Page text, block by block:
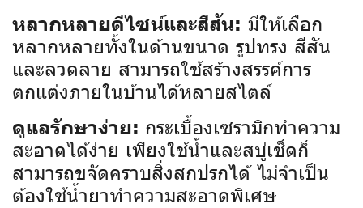
หลากหลายดีไซน์และสีสัน: มีให้เลือก
หลากหลายทั้งในด้านขนาด รูปทรง สีสัน
และลวดลาย สามารถใช้สร้างสรรค์การ
ตกแต่งภายในบ้านได้หลายสไตล์
ดูแลรักษาง่าย: กระเบื้องเซรามิกทำความ
สะอาดได้ง่าย เพียงใช้น้ำและสบู่เช็ดก็
สามารถขจัดคราบสิ่งสกปรกได้ ไม่จำเป็น
ต้องใช้น้ำยาทำความสะอาดพิเศษ